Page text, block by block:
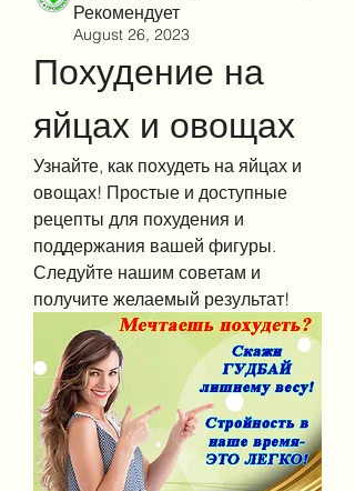
Рекомендует
August 26, 2023
Похудение на
яйцах и овощах
Узнайте, как похудеть на яйцах и
овощах! Простые и доступные
рецепты для похудения и
поддержания вашей фигуры.
Следуйте нашим советам и
получите желаемый результат!